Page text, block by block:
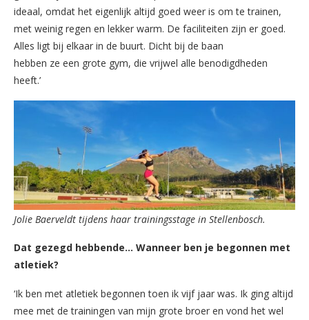
ideaal, omdat het eigenlijk altijd goed weer is om te trainen,
met weinig regen en lekker warm. De faciliteiten zijn er goed.
Alles ligt bij elkaar in de buurt. Dicht bij de baan
hebben ze een grote gym, die vrijwel alle benodigdheden
heeft.’
Jolie Baerveldt tijdens haar trainingsstage in Stellenbosch.
Dat gezegd hebbende… Wanneer ben je begonnen met
atletiek?
‘Ik ben met atletiek begonnen toen ik vijf jaar was. Ik ging altijd
mee met de trainingen van mijn grote broer en vond het wel